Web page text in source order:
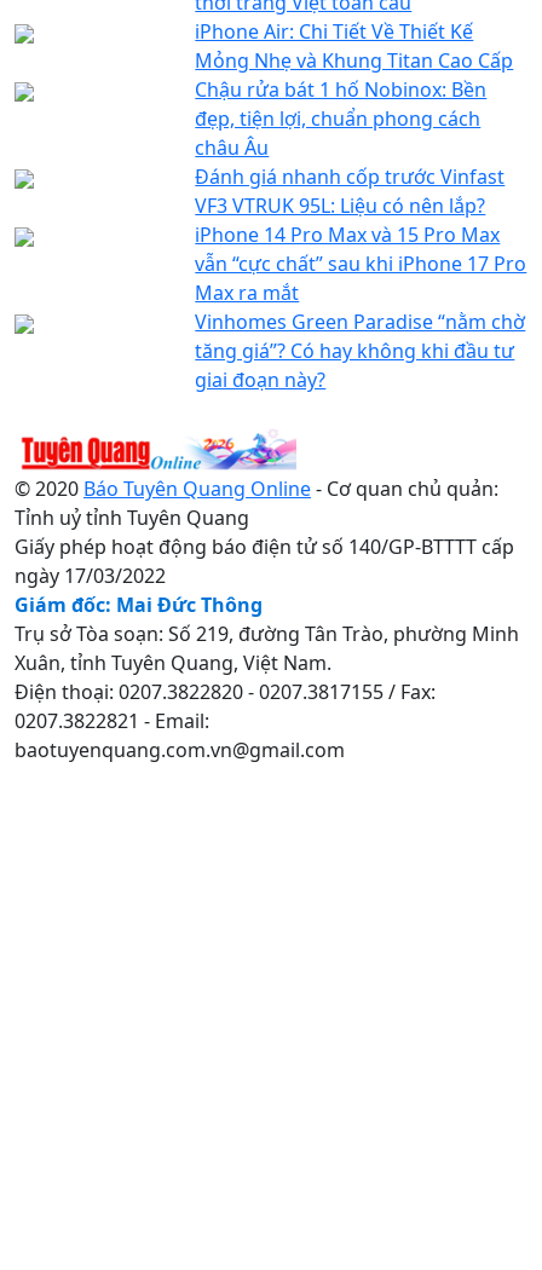
iPhone Air: Chi Tiết Về Thiết Kế
Mỏng Nhẹ và Khung Titan Cao Cấp
Chậu rửa bát 1 hố Nobinox: Bền
đẹp, tiện lợi, chuẩn phong cách
châu Âu
Đánh giá nhanh cốp trước Vinfast
VF3 VTRUK 95L: Liệu có nên lắp?
iPhone 14 Pro Max và 15 Pro Max
vẫn “cực chất” sau khi iPhone 17 Pro
Max ra mắt
Vinhomes Green Paradise “nằm chờ
tăng giá”? Có hay không khi đầu tư
giai đoạn này?
© 2020 Báo Tuyên Quang Online- Cơ quan chủ quản:
Tỉnh uỷ tỉnh Tuyên Quang
Giấy phép hoạt động báo điện tử số 140/GP-BTTTT cấp
ngày 17/03/2022
Giám đốc: Mai Đức Thông
Trụ sở Tòa soạn: Số 219, đường Tân Trào, phường Minh
Xuân, tỉnh Tuyên Quang, Việt Nam.
Điện thoại: 0207.3822820 - 0207.3817155 / Fax:
0207.3822821 - Email:
baotuyenquang.com.vn@gmail.com